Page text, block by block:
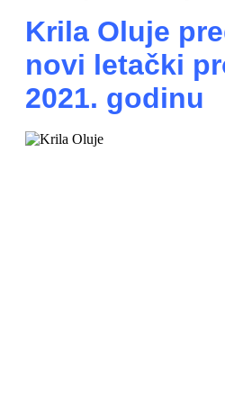
Krila Oluje
novi letački
2021. godinu